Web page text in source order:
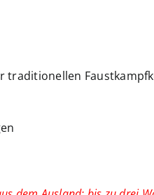
traditionellen